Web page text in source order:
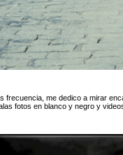
frecuencia, me dedico a mirar
fotos en blanco y negro y